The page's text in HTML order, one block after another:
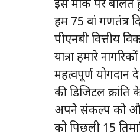
इस मौके पर
हम 75 वां गणतंत्र
पीएनबी वित्तीय
यात्रा हमारे
महत्वपूर्ण योगदान
की डिजिटल
अपने संकल्प को और
को पिछली 15